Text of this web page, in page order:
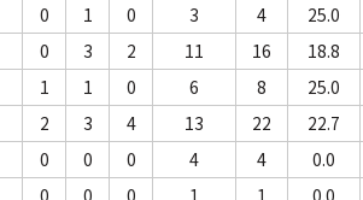
0 1 0 3 4 25.0
0 3 2 11 16 18.8
1 1 0 6 8 25.0
2 3 4 13 22 22.7
0 0 0 4 4 0.0
0 0 0 1 1 0.0